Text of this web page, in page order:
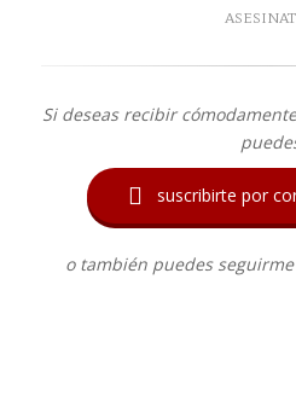
Si deseas recibir
 suscribirte por
o también puedes